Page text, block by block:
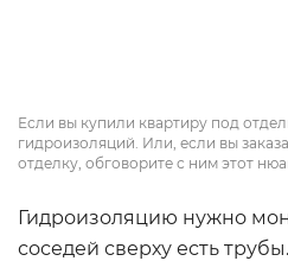
Если вы купили квартиру под
гидроизоляций. Или, если вы
отделку, обговорите с ним этот
Гидроизоляцию нужно
соседей сверху есть